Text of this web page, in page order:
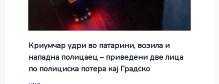
Криумчар удри во патарини, возила и
нападна полицаец – приведени две лица
по полициска потера кај Градско